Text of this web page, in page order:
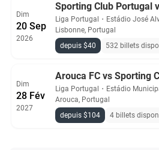
Dim
20 Sep
2026
Sporting Club Portugal
Liga Portugal ・ Estádio José
Lisbonne, Portugal
depuis $40
532 billets
Dim
28 Fév
2027
Arouca FC vs Sporting
Liga Portugal ・ Estádio
Arouca, Portugal
depuis $104
4 billets